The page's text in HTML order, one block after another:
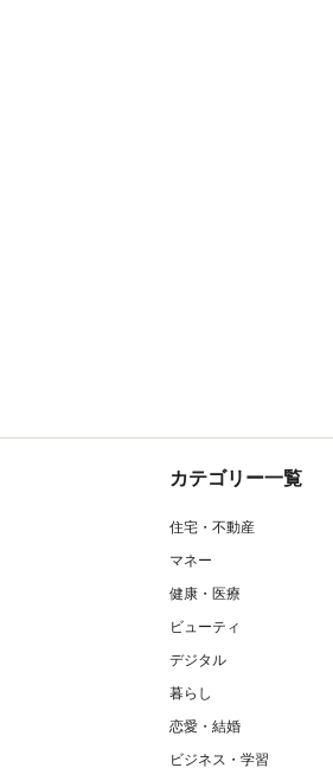
カテゴリー一覧
住宅・不動産
マネー
健康・医療
ビューティ
デジタル
暮らし
恋愛・結婚
ビジネス・学習